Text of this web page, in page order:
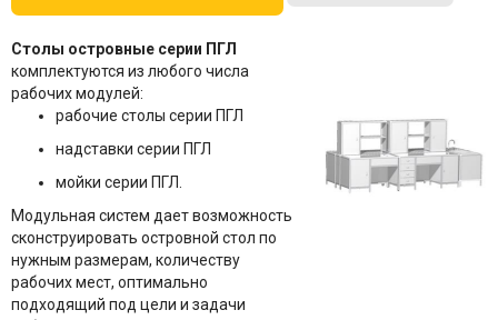
Столы островные серии ПГЛ
комплектуются из любого числа
рабочих модулей:
рабочие столы серии ПГЛ
надставки серии ПГЛ
мойки серии ПГЛ.
Модульная систем дает возможность
сконструировать островной стол по
нужным размерам, количеству
рабочих мест, оптимально
подходящий под цели и задачи